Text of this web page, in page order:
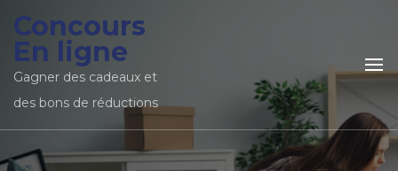
Concours
En ligne
Gagner des cadeaux et
des bons de réductions